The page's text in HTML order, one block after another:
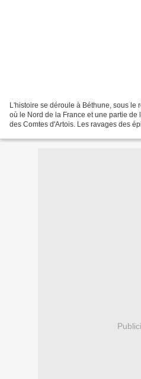
L'histoire se déroule à Béthune, sous le
où le Nord de la France et une partie
des Comtes d'Artois. Les ravages des